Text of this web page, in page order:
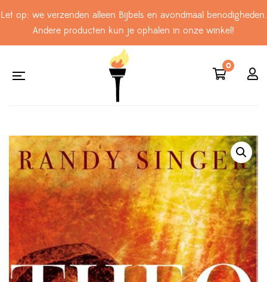
Let op: we verzenden alleen Bijbels en avondmaal benodigheden.
Andere producten kun je ophalen in onze winkel!
0